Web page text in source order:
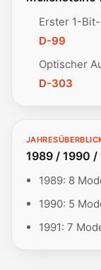
Erster 1-Bit-
D-99
Optischer
D-303
1989 / 1990 /
1989: 8
1990: 5
1991: 7